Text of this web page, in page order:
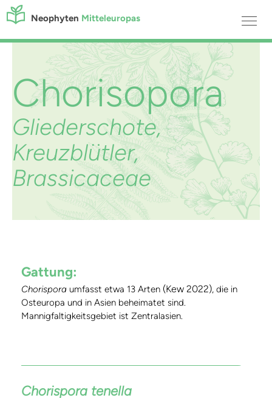
Neophyten Mitteleuropas
Chorisopora
Gliederschote,
Kreuzblütler,
Brassicaceae
Gattung:
Chorispora umfasst etwa 13 Arten (Kew 2022), die in
Osteuropa und in Asien beheimatet sind.
Mannigfaltigkeitsgebiet ist Zentralasien.
Chorispora tenella